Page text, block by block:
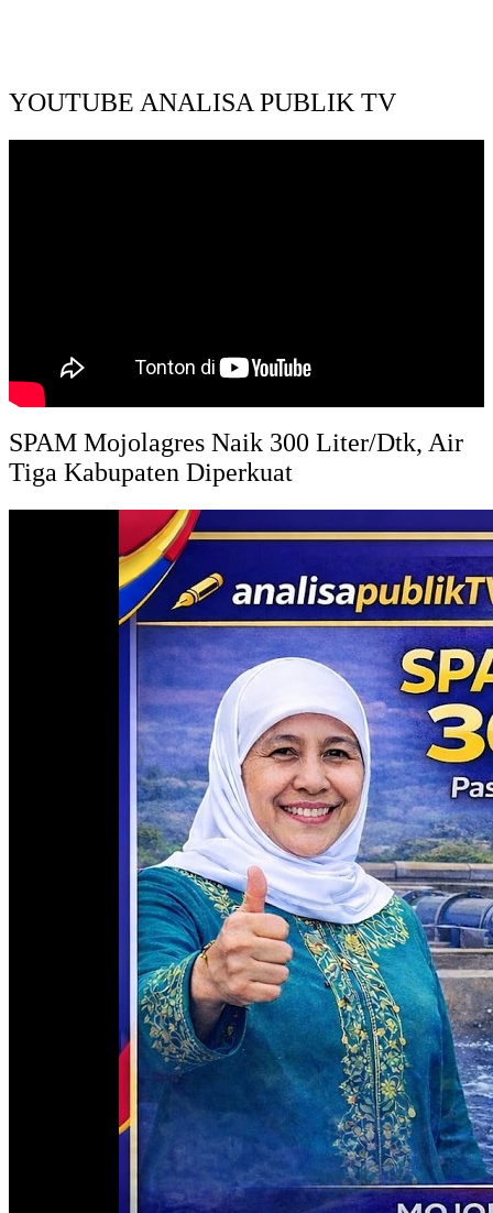
YOUTUBE ANALISA PUBLIK TV
SPAM Mojolagres Naik 300 Liter/Dtk, Air
Tiga Kabupaten Diperkuat